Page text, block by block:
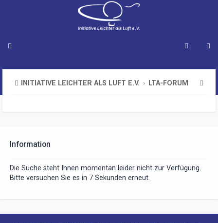
INITIATIVE LEICHTER ALS LUFT E.V. LTA-FORUM
Information
Die Suche steht Ihnen momentan leider nicht zur Verfügung.
Bitte versuchen Sie es in 7 Sekunden erneut.